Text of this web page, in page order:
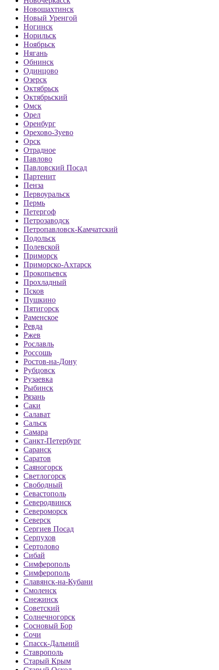
Новошахтинск
Новый Уренгой
Ногинск
Норильск
Ноябрьск
Нягань
Обнинск
Одинцово
Озерск
Октябрьск
Октябрьский
Омск
Орел
Оренбург
Орехово-Зуево
Орск
Отрадное
Павлово
Павловский Посад
Партенит
Пенза
Первоуральск
Пермь
Петергоф
Петрозаводск
Петропавловск-Камчатский
Подольск
Полевской
Приморск
Приморско-Ахтарск
Прокопьевск
Прохладный
Псков
Пушкино
Пятигорск
Раменское
Ревда
Ржев
Рославль
Россошь
Ростов-на-Дону
Рубцовск
Рузаевка
Рыбинск
Рязань
Саки
Салават
Сальск
Самара
Санкт-Петербург
Саранск
Саратов
Саяногорск
Светлогорск
Свободный
Севастополь
Северодвинск
Североморск
Северск
Сергиев Посад
Серпухов
Сертолово
Сибай
Симферополь
Симферополь
Славянск-на-Кубани
Смоленск
Снежинск
Советский
Солнечногорск
Сосновый Бор
Сочи
Спасск-Дальний
Ставрополь
Старый Крым